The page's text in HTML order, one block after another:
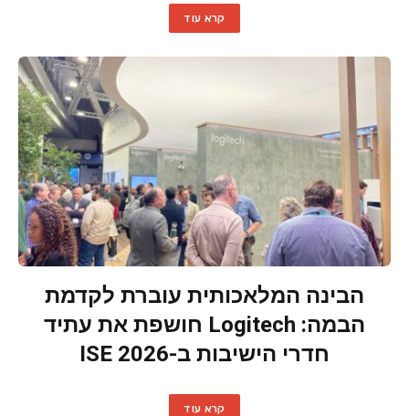
קרא עוד
הבינה המלאכותית עוברת לקדמת
הבמה: Logitech חושפת את עתיד
חדרי הישיבות ב-ISE 2026
קרא עוד